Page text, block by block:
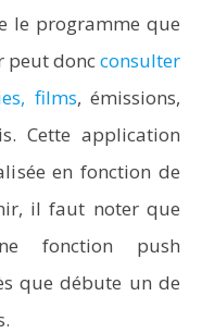
le programme que
peut doncconsulter
films, émissions,
Cette application
en fonction de
il faut noter que
fonction push
que débute un de